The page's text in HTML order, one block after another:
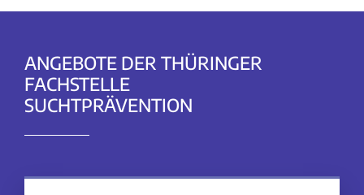
ANGEBOTE DER THÜRINGER
FACHSTELLE
SUCHTPRÄVENTION